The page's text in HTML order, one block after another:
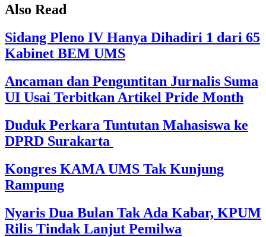
Also Read
Sidang Pleno IV Hanya Dihadiri 1 dari 65
Kabinet BEM UMS
Ancaman dan Penguntitan Jurnalis Suma
UI Usai Terbitkan Artikel Pride Month
Duduk Perkara Tuntutan Mahasiswa ke
DPRD Surakarta
Kongres KAMA UMS Tak Kunjung
Rampung
Nyaris Dua Bulan Tak Ada Kabar, KPUM
Rilis Tindak Lanjut Pemilwa